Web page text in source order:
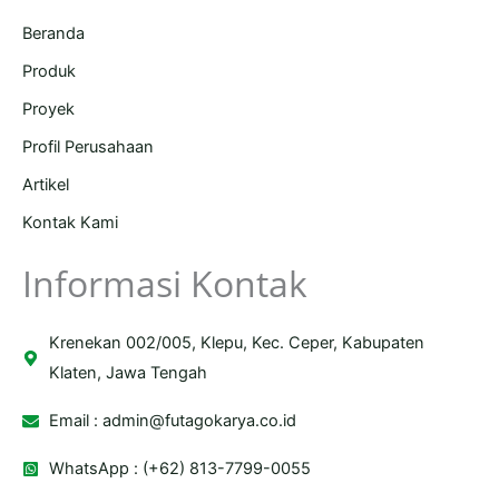
Beranda
Produk
Proyek
Profil Perusahaan
Artikel
Kontak Kami
Informasi Kontak
Krenekan 002/005, Klepu, Kec. Ceper, Kabupaten
Klaten, Jawa Tengah
Email :admin@futagokarya.co.id
WhatsApp : (+62) 813-7799-0055